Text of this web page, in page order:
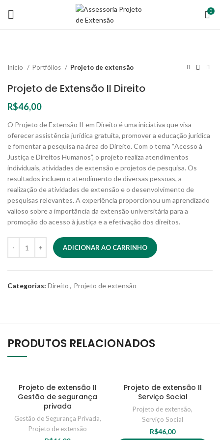
0
Início Portfólios Projeto de extensão
Projeto de Extensão II Direito
R$46,00
O Projeto de Extensão II em Direito é uma iniciativa que visa
oferecer assistência jurídica gratuita, promover a educação jurídica
e fomentar a pesquisa na área do Direito. Com o tema “Acesso à
Justiça e Direitos Humanos”, o projeto realiza atendimentos
individuais, atividades de extensão e projetos de pesquisa. Os
resultados incluem o atendimento de diversas pessoas, a
realização de atividades de extensão e o desenvolvimento de
pesquisas relevantes. A experiência proporcionou um aprendizado
valioso sobre a importância da extensão universitária para a
promoção do acesso à justiça e a efetivação dos direitos.
ADICIONAR AO CARRINHO
Categorias: Direito, Projeto de extensão
PRODUTOS RELACIONADOS
Projeto de extensão II
Gestão de segurança
privada
Gestão de Segurança Privada,
Projeto de extensão
Projeto de extensão II
Serviço Social
Projeto de extensão,
Serviço Social
R$46,00